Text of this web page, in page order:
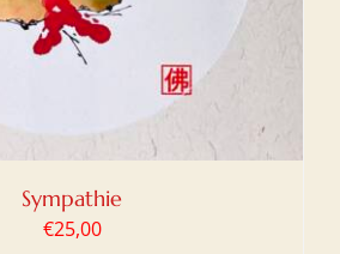
Sympathie
€25,00